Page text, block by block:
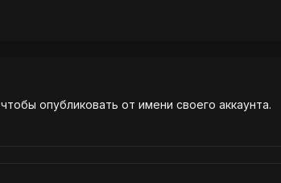
, чтобы опубликовать от имени своего аккаунта.